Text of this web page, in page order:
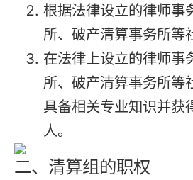
根据法律设立的律师事
所、破产清算事务所等
在法律上设立的律师事
所、破产清算事务所等
具备相关专业知识并获
人。
二、清算组的职权